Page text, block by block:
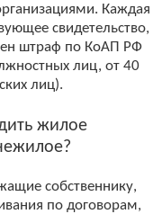
Каждая
свидетельство,
штраф по КоАП РФ
лиц, от 40
лиц).
жилое
собственнику,
по договорам,